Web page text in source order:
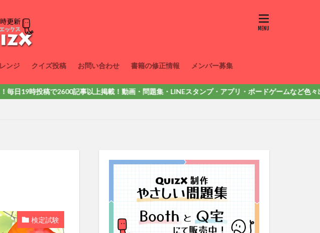
ンジ クイズ投稿 お問い合わせ 書籍の修正情報 メンバー募集
事以上掲載！動画・問題集・LINEスタンプ・アプリ・ボードゲームなど色々出しています。詳し
検定試験